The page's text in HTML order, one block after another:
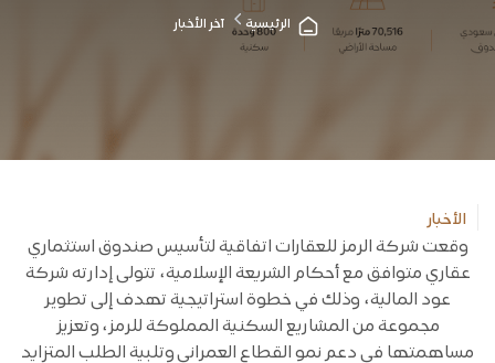
الرئيسية آخر الأخبار
الأخبار
وقعت شركة الرمز للعقارات اتفاقية لتأسيس صندوق استثماري
عقاري متوافق مع أحكام الشريعة الإسلامية، تتولى إدارته شركة
عود المالية، وذلك في خطوة استراتيجية تهدف إلى تطوير
مجموعة من المشاريع السكنية المملوكة للرمز، وتعزيز
مساهمتها في دعم نمو القطاع العمراني وتلبية الطلب المتزايد